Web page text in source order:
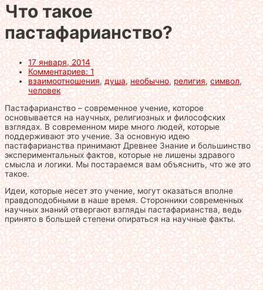
Что такое
пастафарианство?
17 января, 2014
Комментариев: 1
взаимоотношения,душа,необычно,религия,символ,
человек
Пастафарианство – современное учение, которое
основывается на научных, религиозных и философских
взглядах. В современном мире много людей, которые
поддерживают это учение. За основную идею
пастафарианства принимают Древнее Знание и большинство
экспериментальных фактов, которые не лишены здравого
смысла и логики. Мы постараемся вам объяснить, что же это
такое.
Идеи, которые несет это учение, могут оказаться вполне
правдоподобными в наше время. Сторонники современных
научных знаний отвергают взгляды пастафарианства, ведь
принято в большей степени опираться на научные факты.